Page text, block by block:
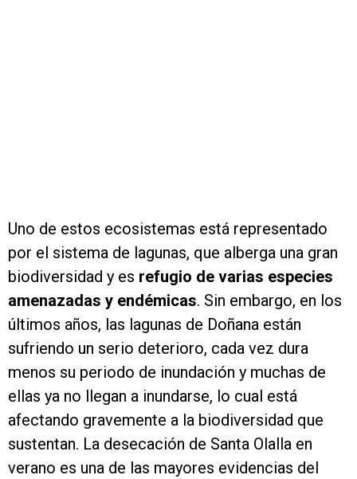
Uno de estos ecosistemas está representado
por el sistema de lagunas, que alberga una gran
biodiversidad y es refugio de varias especies
amenazadas y endémicas. Sin embargo, en los
últimos años, las lagunas de Doñana están
sufriendo un serio deterioro, cada vez dura
menos su periodo de inundación y muchas de
ellas ya no llegan a inundarse, lo cual está
afectando gravemente a la biodiversidad que
sustentan. La desecación de Santa Olalla en
verano es una de las mayores evidencias del